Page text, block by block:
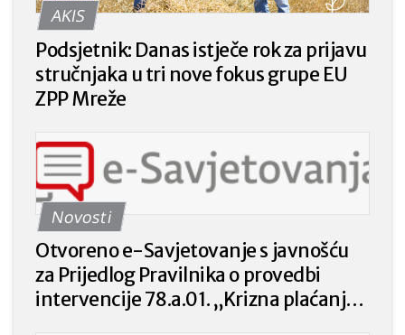
AKIS
Podsjetnik: Danas istječe rok za prijavu
stručnjaka u tri nove fokus grupe EU
ZPP Mreže
Novosti
Otvoreno e-Savjetovanje s javnošću
za Prijedlog Pravilnika o provedbi
intervencije 78.a.01. „Krizna plaćanja